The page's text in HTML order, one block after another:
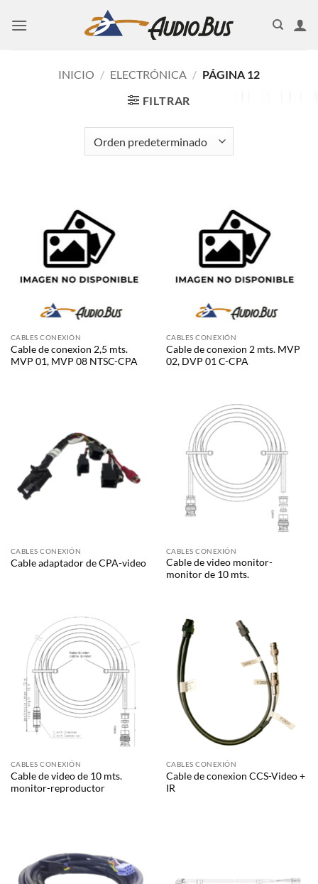
INICIO / ELECTRÓNICA / PÁGINA 12
FILTRAR
CABLES CONEXIÓN
Cable de conexion 2,5 mts.
MVP 01, MVP 08 NTSC-CPA
CABLES CONEXIÓN
Cable de conexion 2 mts. MVP
02, DVP 01 C-CPA
CABLES CONEXIÓN
Cable adaptador de CPA-video
CABLES CONEXIÓN
Cable de video monitor-
monitor de 10 mts.
CABLES CONEXIÓN
Cable de video de 10 mts.
monitor-reproductor
CABLES CONEXIÓN
Cable de conexion CCS-Video +
IR